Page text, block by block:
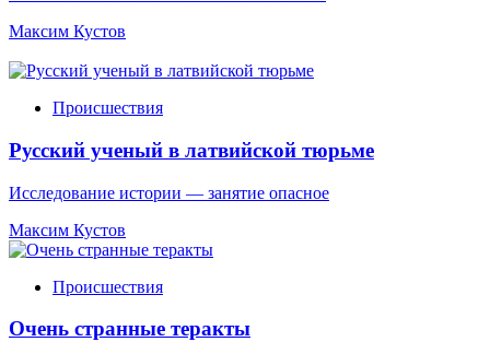
Максим Кустов
Происшествия
Русский ученый в латвийской тюрьме
Исследование истории — занятие опасное
Максим Кустов
Происшествия
Очень странные теракты